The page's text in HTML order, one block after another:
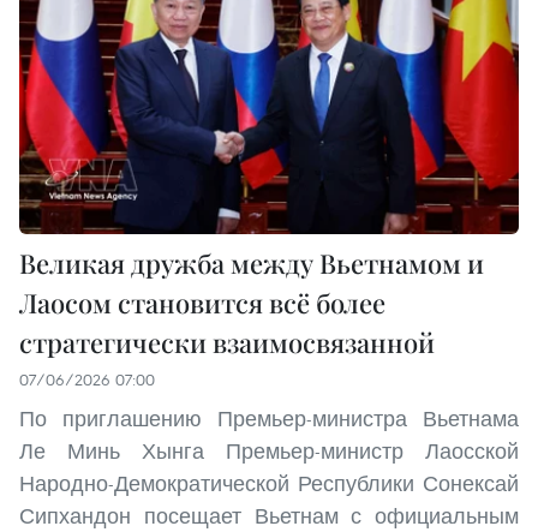
Великая дружба между Вьетнамом и
Лаосом становится всё более
стратегически взаимосвязанной
07/06/2026 07:00
По приглашению Премьер-министра Вьетнама
Ле Минь Хынга Премьер-министр Лаосской
Народно-Демократической Республики Сонексай
Сипхандон посещает Вьетнам с официальным